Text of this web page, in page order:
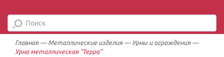
Главная— Металлические изделия— Урны и ограждения—
Урна металлическая "Терра"